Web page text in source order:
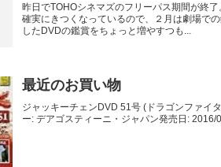
昨日でTOHOシネマズのフリーパス期間が終
確実にきつくなっているので、２月は劇場で
したDVDの鑑賞をちょっと増やすつも...
最近のお買い物
ジャッキーチェンDVD 51号 (ドラゴンファイ
ー: デアゴスティーニ・ジャパン発売日: